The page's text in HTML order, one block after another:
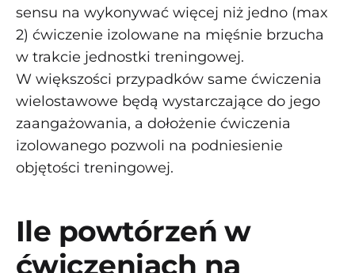
sensu na wykonywać więcej niż jedno (max
2) ćwiczenie izolowane na mięśnie brzucha
w trakcie jednostki treningowej.
W większości przypadków same ćwiczenia
wielostawowe będą wystarczające do jego
zaangażowania, a dołożenie ćwiczenia
izolowanego pozwoli na podniesienie
objętości treningowej.
Ile powtórzeń w
ćwiczeniach na